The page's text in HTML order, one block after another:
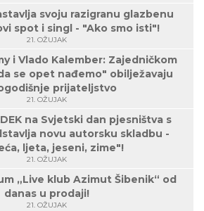
svoju razigranu glazbenu
spot i singl - "Ako smo isti"!
21. OŽUJAK
i Vlado Kalember: Zajedničkom
se opet nađemo" obilježavaju
prijateljstvo
21. OŽUJAK
na Svjetski dan pjesništva s
novu autorsku skladbu -
ljeta, jeseni, zime"!
21. OŽUJAK
„Live klub Azimut Šibenik“ od
danas u prodaji!
21. OŽUJAK